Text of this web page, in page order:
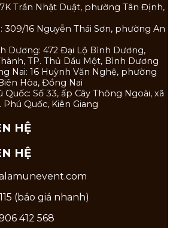
Trần Nhật Duật, phường Tân Định,
309/16 Nguyễn Thái Sơn, phường An
Dương: 472 Đại Lộ Bình Dương,
TP. Thủ Dầu Một, Bình Dương
Nai: 16 Huỳnh Văn Nghệ, phường
Hòa, Đồng Nai
Số 33, ấp Cây Thông Ngoài, xã
Phú Quốc, Kiên Giang
HỆ
HỆ
(báo giá nhanh)
412 568